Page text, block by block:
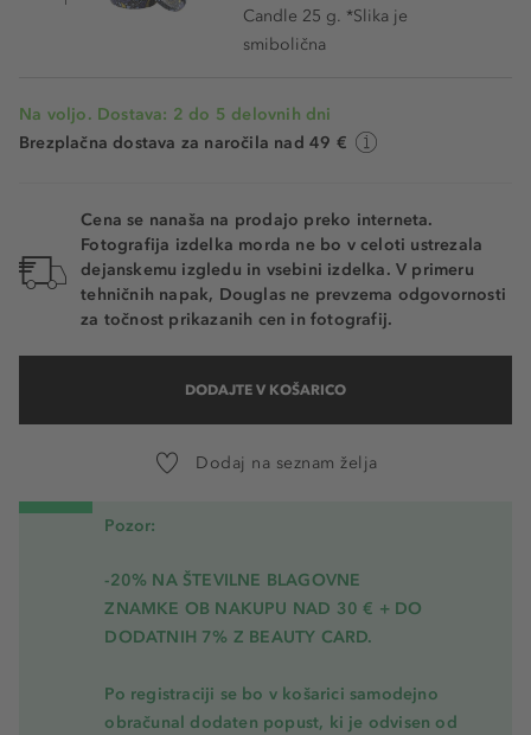
Candle 25 g. *Slika je
smibolična
Na voljo. Dostava: 2 do 5 delovnih dni
Brezplačna dostava za naročila nad 49 €
Cena se nanaša na prodajo preko interneta.
Fotografija izdelka morda ne bo v celoti ustrezala
dejanskemu izgledu in vsebini izdelka. V primeru
tehničnih napak, Douglas ne prevzema odgovornosti
za točnost prikazanih cen in fotografij.
DODAJTE V KOŠARICO
Dodaj na seznam želja
Pozor:
-20% NA ŠTEVILNE BLAGOVNE
ZNAMKE OB NAKUPU NAD 30 € + DO
DODATNIH 7% Z BEAUTY CARD.
Po registraciji se bo v košarici samodejno
obračunal dodaten popust, ki je odvisen od